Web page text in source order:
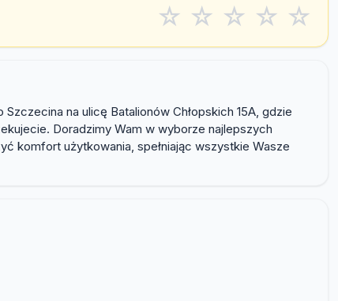
☆ ☆ ☆ ☆ ☆
na ulicę Batalionów Chłopskich 15A, gdzie
Doradzimy Wam w wyborze najlepszych
komfort użytkowania, spełniając wszystkie Wasze